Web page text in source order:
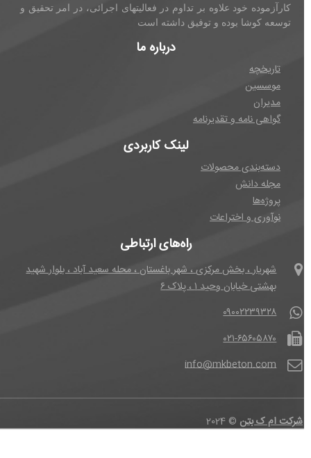
کارآزموده خود علاوه بر تداوم در فعالیتهای اجرائی، در امر تحقیق و
توسعه کوشا بوده و توفیق داشته است
درباره ما
تاریخچه
موسسین
مدیران
گواهی نامه و تقدیرنامه
لینک کاربردی
دسته‌بندی محصولات
مجله دانش
پروژه‌ها
نوآوری و اختراعات
راه‌های ارتباطی
شهریار ، بخش مرکزی ، شهر باغستان ، محله سعید آباد ، بلوار شهید
بهشتی خیابان وحید ۱ ، پلاک ۶
۰۹۰۰۲۲۳۹۳۲۸
۰۲۱-۶۵۶۰۵۸۷۰
info@mkbeton.com
ام ک بتن©
2024